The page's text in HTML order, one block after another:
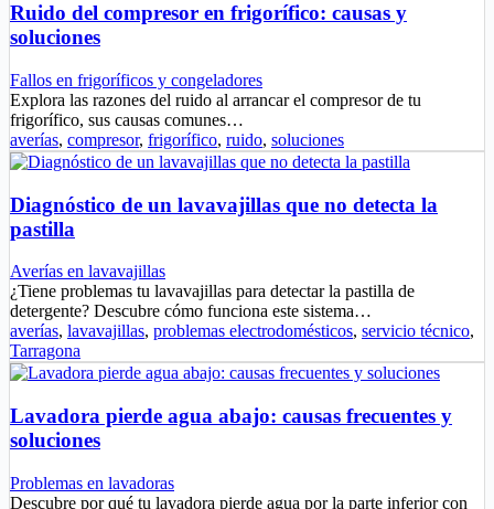
Ruido del compresor en frigorífico: causas y
soluciones
Fallos en frigoríficos y congeladores
Explora las razones del ruido al arrancar el compresor de tu
frigorífico, sus causas comunes…
averías, compresor, frigorífico, ruido, soluciones
Diagnóstico de un lavavajillas que no detecta la
pastilla
Averías en lavavajillas
¿Tiene problemas tu lavavajillas para detectar la pastilla de
detergente? Descubre cómo funciona este sistema…
averías, lavavajillas, problemas electrodomésticos, servicio técnico,
Tarragona
Lavadora pierde agua abajo: causas frecuentes y
soluciones
Problemas en lavadoras
Descubre por qué tu lavadora pierde agua por la parte inferior con